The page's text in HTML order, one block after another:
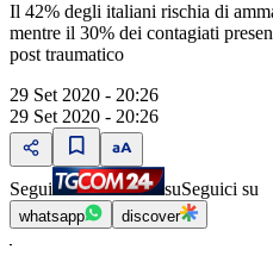
Il 42% degli italiani rischia di
mentre il 30% dei contagiati
post traumatico
29 Set 2020 - 20:26
29 Set 2020 - 20:26
Segui suSeguici su
whatsapp discover